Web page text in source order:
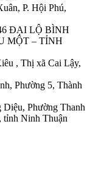
P. Hội Phú,
ĐẠI LỘ BÌNH
MỘT – TỈNH
, Thị xã Cai Lậy,
Phường 5, Thành
Phường Thanh
tỉnh Ninh Thuận